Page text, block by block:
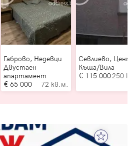
Габрово, Недевци
Двустаен
апартамент
65 000
72 кв.м.
Севлиево,
Къща/Вила
115 000250